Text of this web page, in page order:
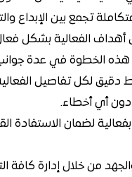
تجمع بين الإبداع
أهداف الفعالية بشكل
الخطوة في عدة
دقيق لكل تفاصيل
أي أخطاء.
بفعالية لضمان الاستفادة
من خلال إدارة كافة